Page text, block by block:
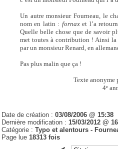
Un autre monsieur Fourneau, le
nom en latin : fornaxet l’a
Quelle belle chose que de savoir
met toutes à contribution ! Ainsi la
par un monsieur Renard, en
Pas plus malin que ça !
Texte anonyme
4e
Date de création :03/08/2006 @ 15:38
Dernière modification : 15/03/2012 @
Catégorie :Typo et alentours -
Page lue 18313 fois